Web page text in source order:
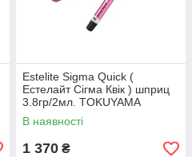
Estelite Sigma Quick (
Естелайт Сігма Квік ) шприц
3.8гр/2мл. TOKUYAMA
DENTAL
В наявності
1 370 ₴